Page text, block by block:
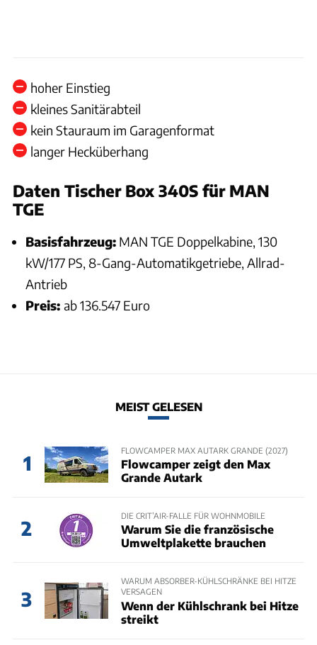
hoher Einstieg
kleines Sanitärabteil
kein Stauraum im Garagenformat
langer Hecküberhang
Daten Tischer Box 340S für MAN
TGE
Basisfahrzeug: MAN TGE Doppelkabine, 130
kW/177 PS, 8-Gang-Automatikgetriebe, Allrad-
Antrieb
Preis: ab 136.547 Euro
MEIST GELESEN
1
FLOWCAMPER MAX AUTARK GRANDE (2027)
Flowcamper zeigt den Max
Grande Autark
2
DIE CRIT’AIR-FALLE FÜR WOHNMOBILE
Warum Sie die französische
Umweltplakette brauchen
3
WARUM ABSORBER-KÜHLSCHRÄNKE BEI HITZE
VERSAGEN
Wenn der Kühlschrank bei Hitze
streikt